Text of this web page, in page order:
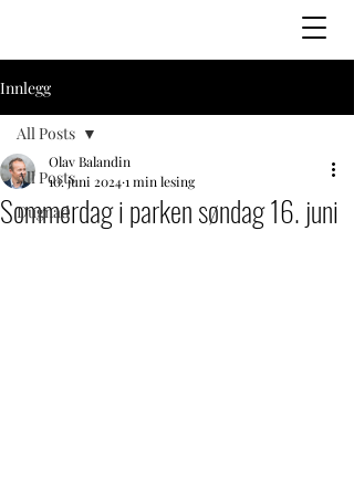
Innlegg
All Posts
Dugnad
All Posts
Sommerdag i parken søndag 16. juni
Olav Balandin
10. juni 20241 min lesing